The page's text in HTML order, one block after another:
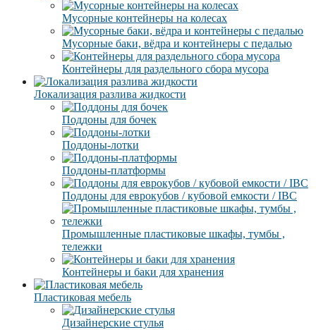
Мусорные контейнеры на колесах
Мусорные баки, вёдра и контейнеры с педалью
Контейнеры для раздельного сбора мусора
Локализация разлива жидкости
Поддоны для бочек
Поддоны-лотки
Поддоны-платформы
Поддоны для еврокубов / кубовой емкости / IBC
Промышленные пластиковые шкафы, тумбы ,
тележки
Контейнеры и баки для хранения
Пластиковая мебель
Дизайнерские стулья